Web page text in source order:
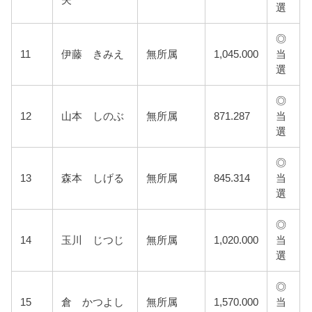
選
11 伊藤 きみえ 無所属 1,045.000
◎
当
選
12 山本 しのぶ 無所属 871.287
◎
当
選
13 森本 しげる 無所属 845.314
◎
当
選
14 玉川 じつじ 無所属 1,020.000
◎
当
選
15 倉 かつよし 無所属 1,570.000
◎
当